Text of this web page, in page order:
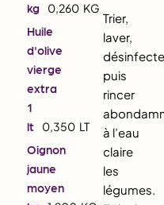
kg
0,260 KG
Huile
d'olive
vierge
extra
1
lt
0,350 LT
Oignon
jaune
moyen
Trier,
laver,
puis
rincer
à l’eau
claire
les
légumes.